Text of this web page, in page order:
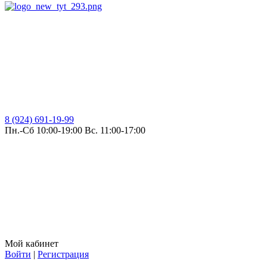
8 (924) 691-19-99
Пн.-Сб 10:00-19:00 Вс. 11:00-17:00
Мой кабинет
Войти | Регистрация